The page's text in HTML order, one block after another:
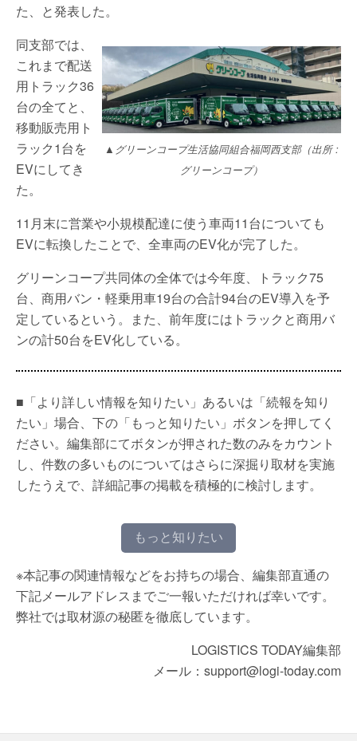
た、と発表した。
▲グリーンコープ生活協同組合福岡西支部（出所 :
グリーンコープ）
同支部では、
これまで配送
用トラック36
台の全てと、
移動販売用ト
ラック1台を
EVにしてき
た。
11月末に営業や小規模配達に使う車両11台についても
EVに転換したことで、全車両のEV化が完了した。
グリーンコープ共同体の全体では今年度、トラック75
台、商用バン・軽乗用車19台の合計94台のEV導入を予
定しているという。また、前年度にはトラックと商用バ
ンの計50台をEV化している。
■「より詳しい情報を知りたい」あるいは「続報を知り
たい」場合、下の「もっと知りたい」ボタンを押してく
ださい。編集部にてボタンが押された数のみをカウント
し、件数の多いものについてはさらに深掘り取材を実施
したうえで、詳細記事の掲載を積極的に検討します。
もっと知りたい
※本記事の関連情報などをお持ちの場合、編集部直通の
下記メールアドレスまでご一報いただければ幸いです。
弊社では取材源の秘匿を徹底しています。
LOGISTICS TODAY編集部
メール：support@logi-today.com